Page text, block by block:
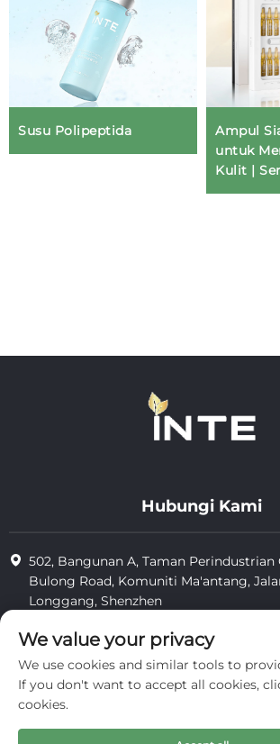
Susu Polipeptida
Ampul
untuk
Kulit |
Hubungi Kami
502, Bangunan A, Taman Perindustrian
Bulong Road, Komuniti Ma'antang,
Longgang, Shenzhen
+86-13823773549
[email protected]
We value your privacy
We use cookies and similar tools to
If you don't want to accept all cookies,
cookies.